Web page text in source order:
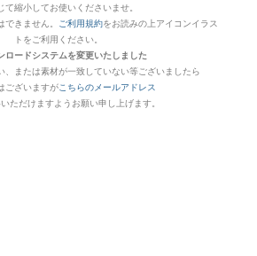
て縮小してお使いくださいませ。
きません。
ご利用規約をお読みの上アイコンイラス
トをご利用ください。
ロードシステムを変更いたしました
、または素材が一致していない等ございましたら
ございますがこちらのメールアドレス
ただけますようお願い申し上げます。